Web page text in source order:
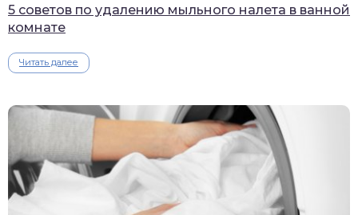
5 советов по удалению мыльного налета в ванной
комнате
Читать далее